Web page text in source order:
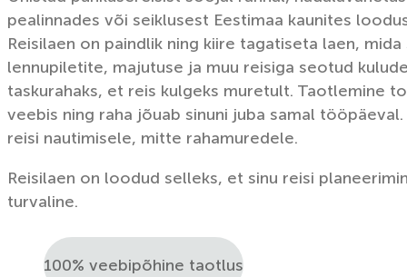
pealinnades või seiklusest Eestimaa kaunites
Reisilaen on paindlik ning kiire tagatiseta laen, mida
lennupiletite, majutuse ja muu reisiga seotud
taskurahaks, et reis kulgeks muretult. Taotlemine
veebis ning raha jõuab sinuni juba samal
reisi nautimisele, mitte rahamuredele.
Reisilaen on loodud selleks, et sinu reisi
turvaline.
100% veebipõhine taotlus